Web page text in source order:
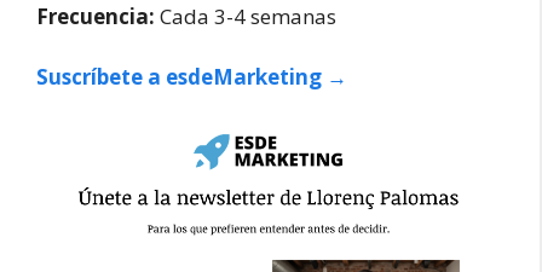
Frecuencia: Cada 3-4 semanas
Suscríbete a esdeMarketing →